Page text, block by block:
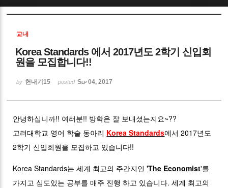
교내
Korea Standards 에서 2017년도 2학기 신입회
원을 모집합니다!!
by 헌내기15 posted Sep 04, 2017
안녕하십니까!! 여러분!! 방학은 잘 보내셨는지요~??
고려대학교 영어 학술 동아리 Korea Standards에서 2017년도
2학기 신입회원을 모집하고 있습니다!!
Korea Standards는 세계 최고의 주간지인'The Economist'를
가지고 심도있는 공부를 매주 진행 하고 있습니다. 세계 최고의
Sketchbook5, 스케치북5
Sketchbook5, 스케치북5